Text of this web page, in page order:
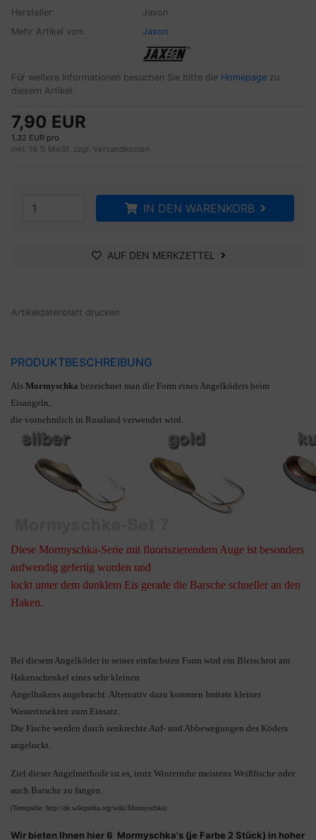
Hersteller:
Jaxon
Mehr Artikel von:
Jaxon
Für weitere Informationen besuchen Sie bitte die Homepage zu
diesem Artikel.
7,90 EUR
1,32 EUR pro
inkl. 19 % MwSt. zzgl. Versandkosten
IN DEN WARENKORB
AUF DEN MERKZETTEL
Artikeldatenblatt drucken
PRODUKTBESCHREIBUNG
Als Mormyschka bezeichnet man die Form eines Angelköders beim
Eisangeln,
die vornehmlich in Russland verwendet wird.
Diese Mormyschka-Serie mit fluoriszierendem Auge ist besonders
aufwendig gefertig worden und
lockt unter dem dunklem Eis gerade die Barsche schneller an den
Haken.
Bei diesem Angelköder in seiner einfachsten Form wird ein Bleischrot am
Hakenschenkel eines sehr kleinen
Angelhakens angebracht. Alternativ dazu kommen Imitate kleiner
Wasserinsekten zum Einsatz.
Die Fische werden durch senkrechte Auf- und Abbewegungen des Köders
angelockt.
Ziel dieser Angelmethode ist es, trotz Winterruhe meistens Weißfische oder
auch Barsche zu fangen.
(Textquelle: http://de.wikipedia.org/wiki/Mormyschka)
Wir bieten Ihnen hier 6 Mormyschka's (je Farbe 2 Stück) in hoher